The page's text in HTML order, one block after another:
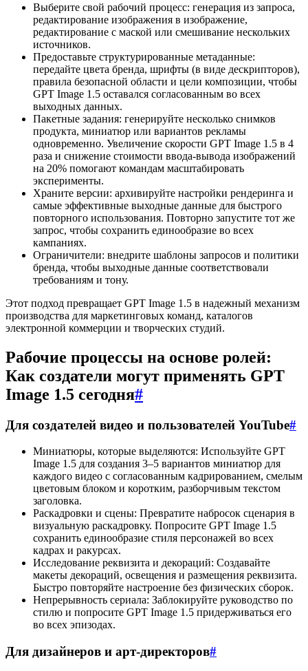
Выберите свой рабочий процесс: генерация из запроса,
редактирование изображения в изображение,
редактирование с маской или смешивание нескольких
источников.
Предоставьте структурированные метаданные:
передайте цвета бренда, шрифты (в виде дескрипторов),
правила безопасной области и цели композиции, чтобы
GPT Image 1.5 оставался согласованным во всех
выходных данных.
Пакетные задания: генерируйте несколько снимков
продукта, миниатюр или вариантов рекламы
одновременно. Увеличение скорости GPT Image 1.5 в 4
раза и снижение стоимости ввода-вывода изображений
на 20% помогают командам масштабировать
эксперименты.
Храните версии: архивируйте настройки рендеринга и
самые эффективные выходные данные для быстрого
повторного использования. Повторно запустите тот же
запрос, чтобы сохранить единообразие во всех
кампаниях.
Ограничители: внедрите шаблоны запросов и политики
бренда, чтобы выходные данные соответствовали
требованиям и тону.
Этот подход превращает GPT Image 1.5 в надежный механизм
производства для маркетинговых команд, каталогов
электронной коммерции и творческих студий.
Рабочие процессы на основе ролей:
Как создатели могут применять GPT
Image 1.5 сегодня#
Для создателей видео и пользователей YouTube#
Миниатюры, которые выделяются: Используйте GPT
Image 1.5 для создания 3–5 вариантов миниатюр для
каждого видео с согласованным кадрированием, смелым
цветовым блоком и коротким, разборчивым текстом
заголовка.
Раскадровки и сцены: Превратите набросок сценария в
визуальную раскадровку. Попросите GPT Image 1.5
сохранить единообразие стиля персонажей во всех
кадрах и ракурсах.
Исследование реквизита и декораций: Создавайте
макеты декораций, освещения и размещения реквизита.
Быстро повторяйте настроение без физических сборок.
Непрерывность сериала: Заблокируйте руководство по
стилю и попросите GPT Image 1.5 придерживаться его
во всех эпизодах.
Для дизайнеров и арт-директоров#